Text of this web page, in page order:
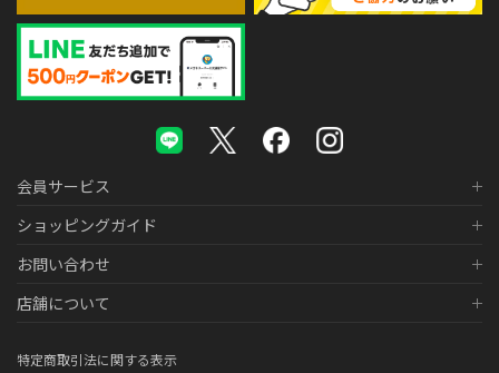
会員サービス
ショッピングガイド
お問い合わせ
店舗について
特定商取引法に関する表示